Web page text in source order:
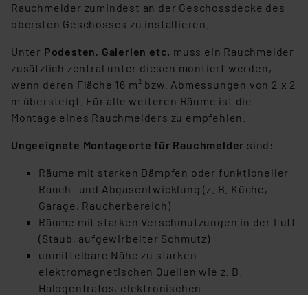
Rauchmelder zumindest an der Geschossdecke des
obersten Geschosses zu installieren.
Unter Podesten, Galerien etc. muss ein Rauchmelder
zusätzlich zentral unter diesen montiert werden,
wenn deren Fläche 16 m² bzw. Abmessungen von 2 x 2
m übersteigt. Für alle weiteren Räume ist die
Montage eines Rauchmelders zu empfehlen.
Ungeeignete Montageorte für Rauchmelder sind:
Räume mit starken Dämpfen oder funktioneller
Rauch- und Abgasentwicklung (z. B. Küche,
Garage, Raucherbereich)
Räume mit starken Verschmutzungen in der Luft
(Staub, aufgewirbelter Schmutz)
unmittelbare Nähe zu starken
elektromagnetischen Quellen wie z. B.
Halogentrafos, elektronischen